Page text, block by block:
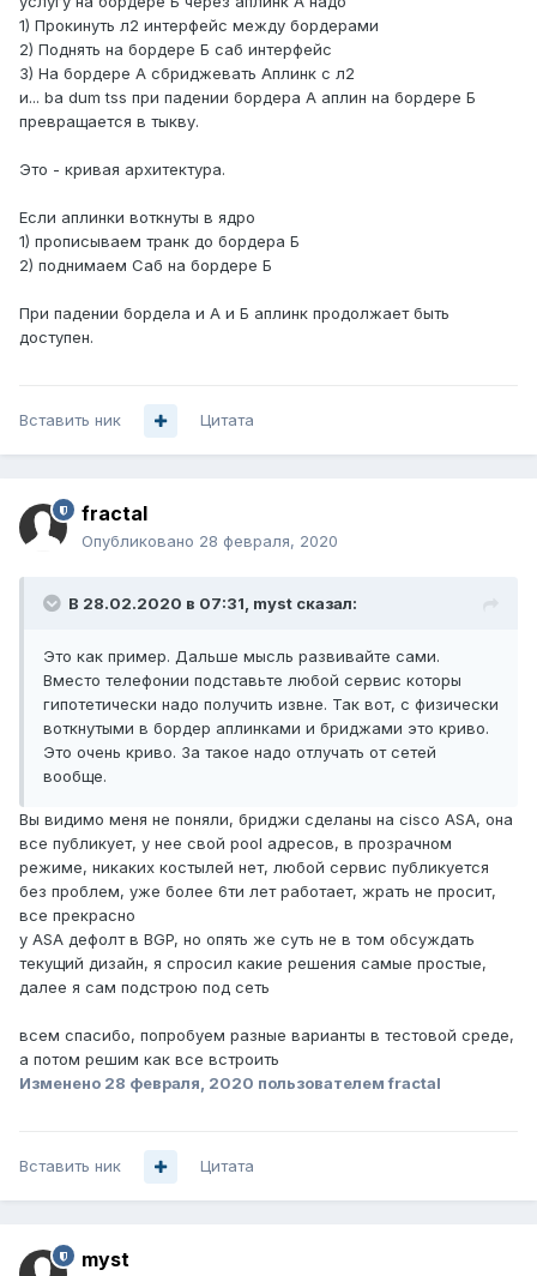
1) Прокинуть л2 интерфейс между бордерами
2) Поднять на бордере Б саб интерфейс
3) На бордере А сбриджевать Аплинк с л2
и... ba dum tss при падении бордера А аплин на бордере Б
превращается в тыкву.
Это - кривая архитектура.
Если аплинки воткнуты в ядро
1) прописываем транк до бордера Б
2) поднимаем Саб на бордере Б
При падении бордела и А и Б аплинк продолжает быть
доступен.
Вставить ник Цитата
fractal
Опубликовано 28 февраля, 2020
В 28.02.2020 в 07:31, myst сказал:
Это как пример. Дальше мысль развивайте сами.
Вместо телефонии подставьте любой сервис которы
гипотетически надо получить извне. Так вот, с физически
воткнутыми в бордер аплинками и бриджами это криво.
Это очень криво. За такое надо отлучать от сетей
вообще.
Вы видимо меня не поняли, бриджи сделаны на cisco ASA, она
все публикует, у нее свой pool адресов, в прозрачном
режиме, никаких костылей нет, любой сервис публикуется
без проблем, уже более 6ти лет работает, жрать не просит,
все прекрасно
у ASA дефолт в BGP, но опять же суть не в том обсуждать
текущий дизайн, я спросил какие решения самые простые,
далее я сам подстрою под сеть
всем спасибо, попробуем разные варианты в тестовой среде,
а потом решим как все встроить
Изменено 28 февраля, 2020 пользователем fractal
Вставить ник Цитата
myst